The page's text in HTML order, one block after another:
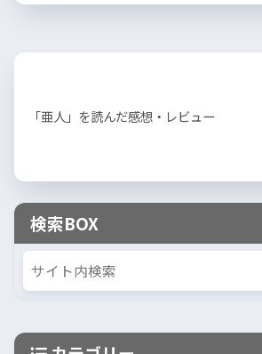
「亜人」を読んだ感想・レビュー
検索BOX